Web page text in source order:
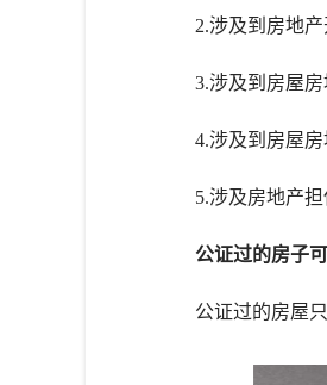
2.涉及到房地产开
3.涉及到房屋房地
4.涉及到房屋房
5.涉及房地产担
公证过的房子
公证过的房屋只